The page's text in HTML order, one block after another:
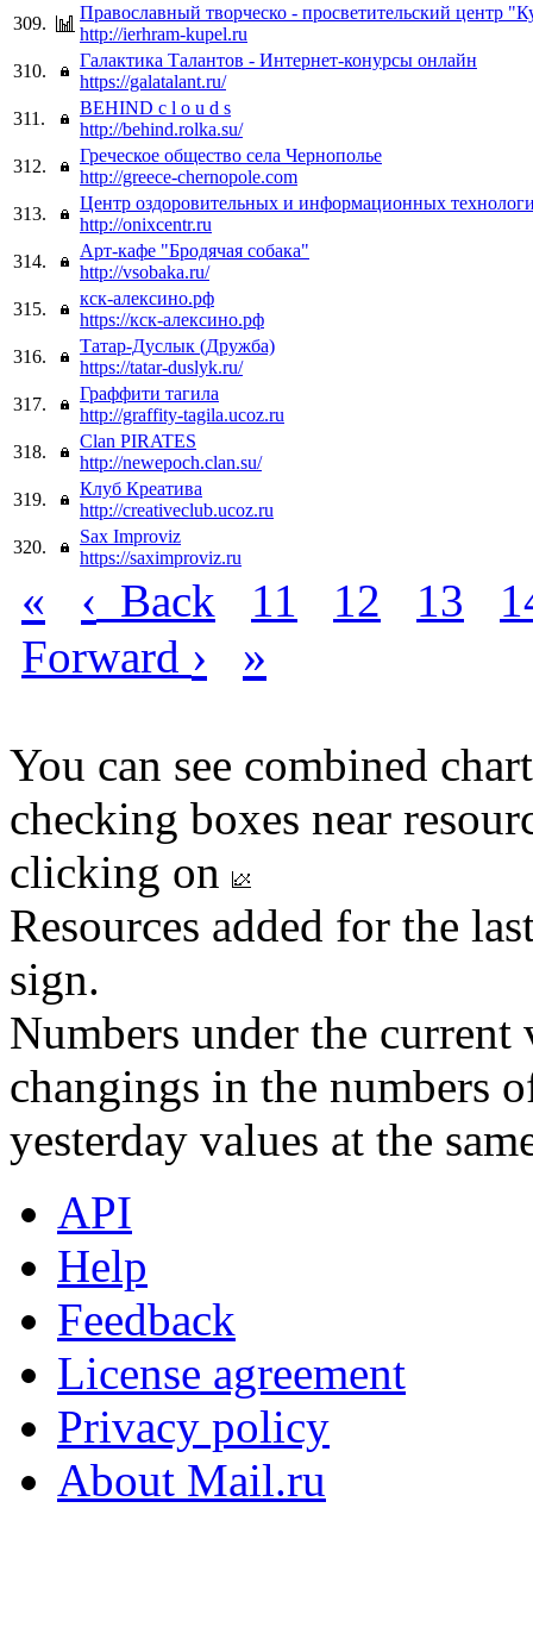
309.
Православный творческо - просветительский центр
http://ierhram-kupel.ru
310.
Галактика Талантов - Интернет-конурсы онлайн
https://galatalant.ru/
311.
BEHIND c l o u d s
http://behind.rolka.su/
312.
Греческое общество села Чернополье
http://greece-chernopole.com
313.
Центр оздоровительных и информационных
http://onixcentr.ru
314.
Арт-кафе "Бродячая собака"
http://vsobaka.ru/
315.
кск-алексино.рф
https://кск-алексино.рф
316.
Татар-Дуслык (Дружба)
https://tatar-duslyk.ru/
317.
Граффити тагила
http://graffity-tagila.ucoz.ru
318.
Clan PIRATES
http://newepoch.clan.su/
319.
Клуб Креатива
http://creativeclub.ucoz.ru
320.
Sax Improviz
https://saximproviz.ru
« ‹ Back 11 12 13
Forward › »
You can see combined
checking boxes near
clicking on
Resources added for the
sign.
Numbers under the
changings in the numbers
yesterday values at the
API
Help
Feedback
License agreement
Privacy policy
About Mail.ru